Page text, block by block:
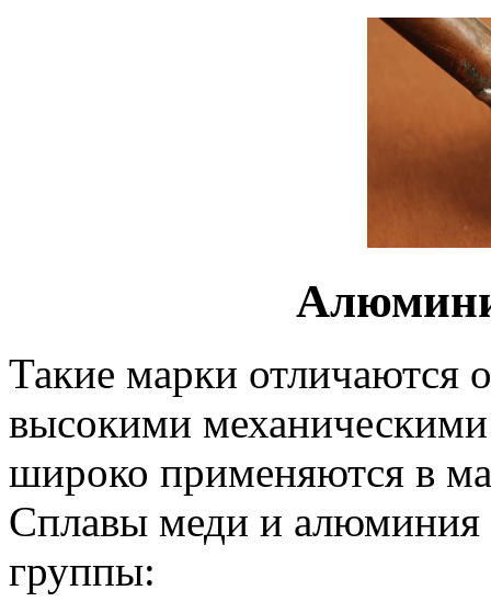
Такие марки отличаются
высокими
широко применяются в
Сплавы меди и алюминия
группы: